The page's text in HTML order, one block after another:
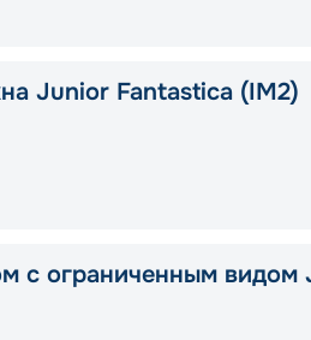
Junior Fantastica (IM2)
с ограниченным видом